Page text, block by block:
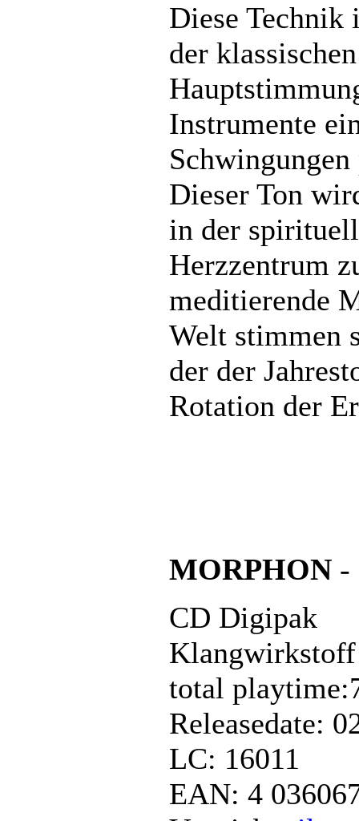
Diese Technik
der
Instrumente
Dieser Ton
in der
Herzzentrum
meditierende
Welt stimmen
der der
Rotation der
MORPHON -
CD Digipak
total
Releasedate:
LC: 16011
EAN: 4